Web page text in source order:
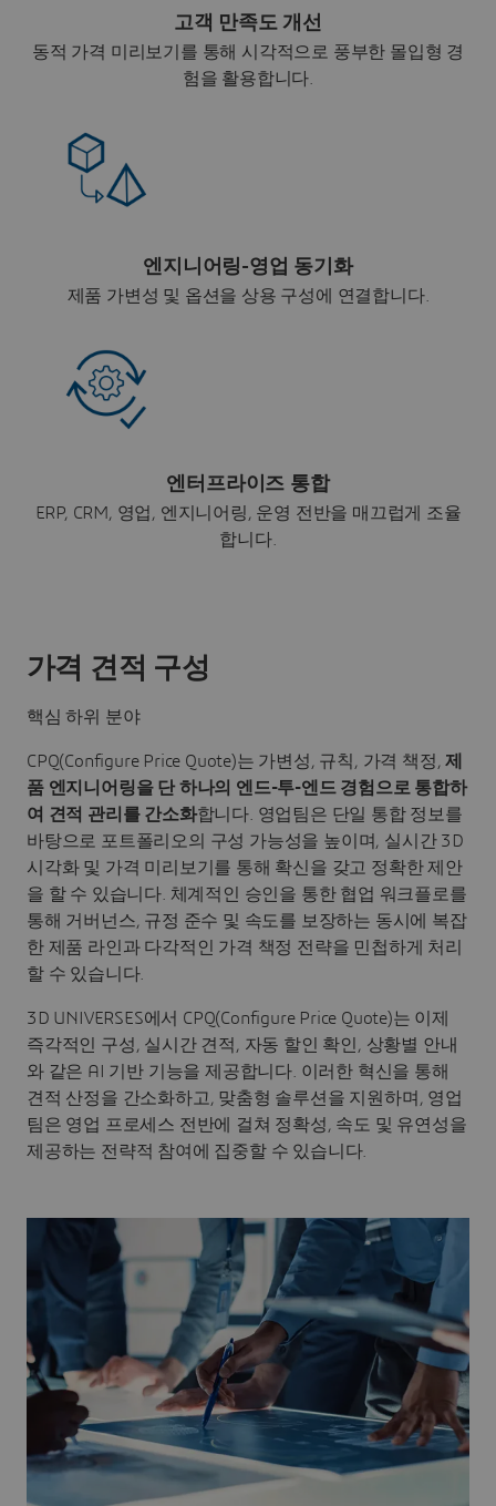
고객 만족도 개선
동적 가격 미리보기를 통해 시각적으로 풍부한 몰입형 경
험을 활용합니다.
엔지니어링-영업 동기화
제품 가변성 및 옵션을 상용 구성에 연결합니다.
엔터프라이즈 통합
ERP, CRM, 영업, 엔지니어링, 운영 전반을 매끄럽게 조율
합니다.
가격 견적 구성
핵심 하위 분야
CPQ(Configure Price Quote)는 가변성, 규칙, 가격 책정,제
품 엔지니어링을 단 하나의 엔드-투-엔드 경험으로 통합하
여 견적 관리를 간소화합니다. 영업팀은 단일 통합 정보를
바탕으로 포트폴리오의 구성 가능성을 높이며, 실시간 3D
시각화 및 가격 미리보기를 통해 확신을 갖고 정확한 제안
을 할 수 있습니다. 체계적인 승인을 통한 협업 워크플로를
통해 거버넌스, 규정 준수 및 속도를 보장하는 동시에 복잡
한 제품 라인과 다각적인 가격 책정 전략을 민첩하게 처리
할 수 있습니다.
3D UNIVERSES에서 CPQ(Configure Price Quote)는 이제
즉각적인 구성, 실시간 견적, 자동 할인 확인, 상황별 안내
와 같은 AI 기반 기능을 제공합니다. 이러한 혁신을 통해
견적 산정을 간소화하고, 맞춤형 솔루션을 지원하며, 영업
팀은 영업 프로세스 전반에 걸쳐 정확성, 속도 및 유연성을
제공하는 전략적 참여에 집중할 수 있습니다.